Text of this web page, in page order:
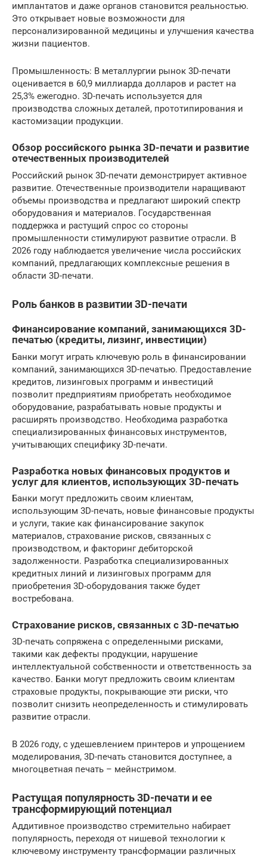
имплантатов и даже органов становится реальностью.
Это открывает новые возможности для
персонализированной медицины и улучшения качества
жизни пациентов.
Промышленность: В металлургии рынок 3D-печати
оценивается в 60,9 миллиарда долларов и растет на
25,3% ежегодно. 3D-печать используется для
производства сложных деталей, прототипирования и
кастомизации продукции.
Обзор российского рынка 3D-печати и развитие
отечественных производителей
Российский рынок 3D-печати демонстрирует активное
развитие. Отечественные производители наращивают
объемы производства и предлагают широкий спектр
оборудования и материалов. Государственная
поддержка и растущий спрос со стороны
промышленности стимулируют развитие отрасли. В
2026 году наблюдается увеличение числа российских
компаний, предлагающих комплексные решения в
области 3D-печати.
Роль банков в развитии 3D-печати
Финансирование компаний, занимающихся 3D-
печатью (кредиты, лизинг, инвестиции)
Банки могут играть ключевую роль в финансировании
компаний, занимающихся 3D-печатью. Предоставление
кредитов, лизинговых программ и инвестиций
позволит предприятиям приобретать необходимое
оборудование, разрабатывать новые продукты и
расширять производство. Необходима разработка
специализированных финансовых инструментов,
учитывающих специфику 3D-печати.
Разработка новых финансовых продуктов и
услуг для клиентов, использующих 3D-печать
Банки могут предложить своим клиентам,
использующим 3D-печать, новые финансовые продукты
и услуги, такие как финансирование закупок
материалов, страхование рисков, связанных с
производством, и факторинг дебиторской
задолженности. Разработка специализированных
кредитных линий и лизинговых программ для
приобретения 3D-оборудования также будет
востребована.
Страхование рисков, связанных с 3D-печатью
3D-печать сопряжена с определенными рисками,
такими как дефекты продукции, нарушение
интеллектуальной собственности и ответственность за
качество. Банки могут предложить своим клиентам
страховые продукты, покрывающие эти риски, что
позволит снизить неопределенность и стимулировать
развитие отрасли.
В 2026 году, с удешевлением принтеров и упрощением
моделирования, 3D-печать становится доступнее, а
многоцветная печать – мейнстримом.
Растущая популярность 3D-печати и ее
трансформирующий потенциал
Аддитивное производство стремительно набирает
популярность, переходя от нишевой технологии к
ключевому инструменту трансформации различных